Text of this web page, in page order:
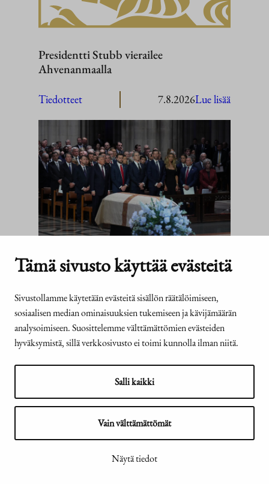
Tämä sivusto käyttää evästeitä
Sivustollamme käytetään evästeitä sisällön räätälöimiseen,
sosiaalisen median ominaisuuksien tukemiseen ja kävijämäärän
analysoimiseen. Suosittelemme välttämättömien evästeiden
hyväksymistä, sillä verkkosivusto ei toimi kunnolla ilman niitä.
Salli kaikki
Vain välttämättömät
Näytä tiedot
Presidentti Stubb vierailee
Ahvenanmaalla
Tiedotteet 7.8.2026Lue lisää
vierailee
Presidentti Stubb Washingtonissa
Uutiset 29.7.2026Lue lisää
TASAVALLAN
PRESIDENTTI